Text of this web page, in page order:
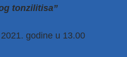
tonzilitisa”
godine u 13.00